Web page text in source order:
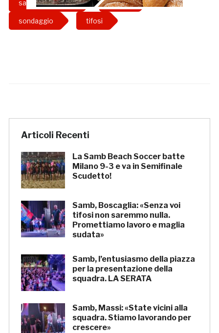
sambenedettese Serie C
sondaggio tifosi
Articoli Recenti
La Samb Beach Soccer batte
Milano 9-3 e va in Semifinale
Scudetto!
Samb, Boscaglia: «Senza voi
tifosi non saremmo nulla.
Promettiamo lavoro e maglia
sudata»
Samb, l’entusiasmo della piazza
per la presentazione della
squadra. LA SERATA
Samb, Massi: «State vicini alla
squadra. Stiamo lavorando per
crescere»